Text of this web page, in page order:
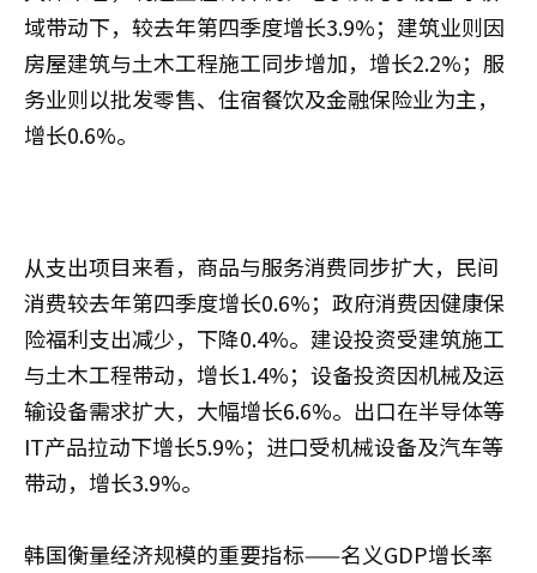
域带动下，较去年第四季度增长3.9%；建筑业则因
房屋建筑与土木工程施工同步增加，增长2.2%；服
务业则以批发零售、住宿餐饮及金融保险业为主，
增长0.6%。
从支出项目来看，商品与服务消费同步扩大，民间
消费较去年第四季度增长0.6%；政府消费因健康保
险福利支出减少，下降0.4%。建设投资受建筑施工
与土木工程带动，增长1.4%；设备投资因机械及运
输设备需求扩大，大幅增长6.6%。出口在半导体等
IT产品拉动下增长5.9%；进口受机械设备及汽车等
带动，增长3.9%。
韩国衡量经济规模的重要指标——名义GDP增长率